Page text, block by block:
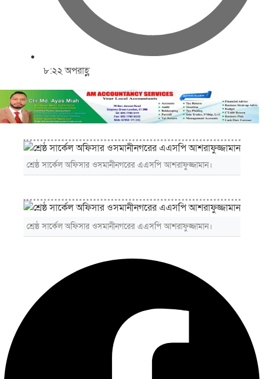
৮:২২ অপরাহ্ণ
শ্রেষ্ঠ সার্কেল অফিসার ওসমানীনগরের এএসপি আশরাফুজ্জামান।
শ্রেষ্ঠ সার্কেল অফিসার ওসমানীনগরের এএসপি আশরাফুজ্জামান।